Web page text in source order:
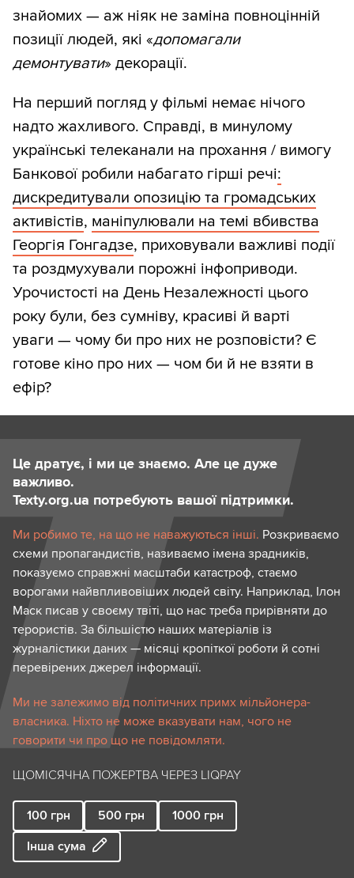
знайомих — аж ніяк не заміна повноцінній
позиції людей, які «допомагали
демонтувати» декорації.
На перший погляд у фільмі немає нічого
надто жахливого. Справді, в минулому
українські телеканали на прохання / вимогу
Банкової робили набагато гірші речі:
дискредитували опозицію та громадських
активістів, маніпулювали на темі вбивства
Георгія Гонгадзе, приховували важливі події
та роздмухували порожні інфоприводи.
Урочистості на День Незалежності цього
року були, без сумніву, красиві й варті
уваги — чому би про них не розповісти? Є
готове кіно про них — чом би й не взяти в
ефір?
Це дратує, і ми це знаємо. Але це дуже
важливо.
Texty.org.ua потребують вашої підтримки.
Ми робимо те, на що не наважуються інші. Розкриваємо
схеми пропагандистів, називаємо імена зрадників,
показуємо справжні масштаби катастроф, стаємо
ворогами найвпливовіших людей світу. Наприклад, Ілон
Маск писав у своєму твіті, що нас треба прирівняти до
терористів. За більшістю наших матеріалів із
журналістики даних — місяці кропіткої роботи й сотні
перевірених джерел інформації.
Ми не залежимо від політичних примх мільйонера-
власника. Ніхто не може вказувати нам, чого не
говорити чи про що не повідомляти.
ЩОМІСЯЧНА ПОЖЕРТВА ЧЕРЕЗ LIQPAY
100 грн 500 грн 1000 грн
Інша сума